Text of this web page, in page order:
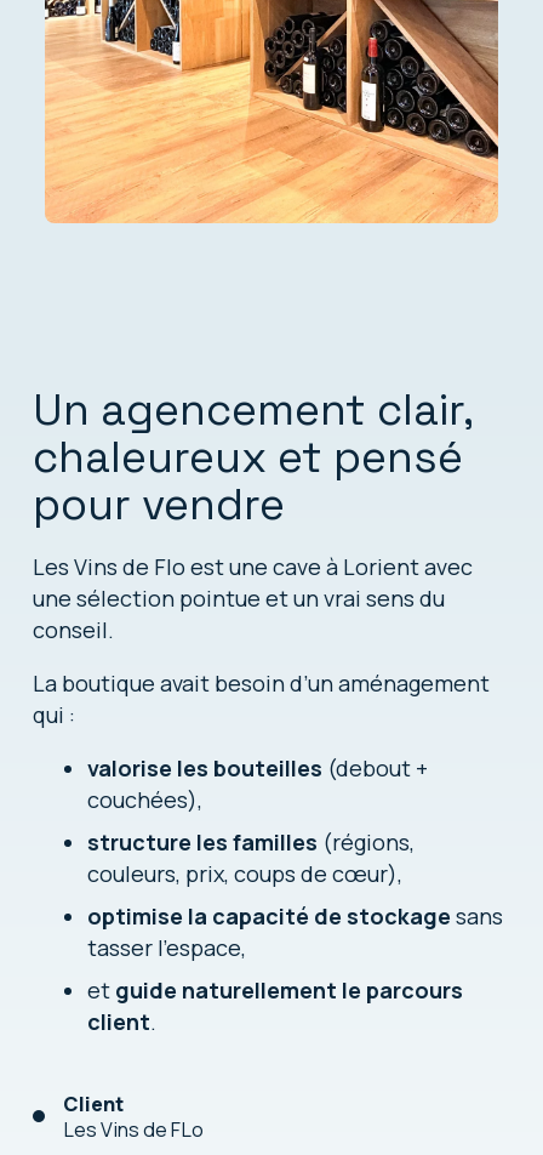
Un agencement clair,
chaleureux et pensé
pour vendre
Les Vins de Flo est une cave à Lorient avec
une sélection pointue et un vrai sens du
conseil.
La boutique avait besoin d’un aménagement
qui :
valorise les bouteilles (debout +
couchées),
structure les familles (régions,
couleurs, prix, coups de cœur),
optimise la capacité de stockage sans
tasser l’espace,
et guide naturellement le parcours
client.
Client
Les Vins de FLo